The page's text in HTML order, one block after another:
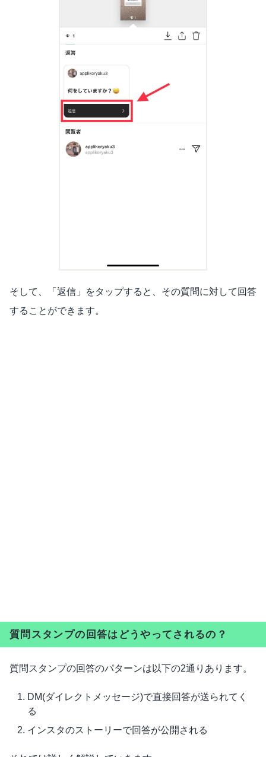
そして、「返信」をタップすると、その質問に対して回答
することができます。
質問スタンプの回答はどうやってされるの？
質問スタンプの回答のパターンは以下の2通りあります。
DM(ダイレクトメッセージ)で直接回答が送られてく
る
インスタのストーリーで回答が公開される